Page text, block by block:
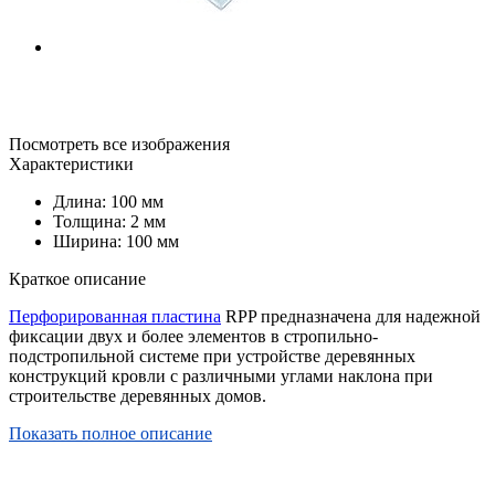
Посмотреть все изображения
Характеристики
Длина: 100 мм
Толщина: 2 мм
Ширина: 100 мм
Краткое описание
Перфорированная пластина RPP предназначена для надежной
фиксации двух и более элементов в стропильно-
подстропильной системе при устройстве деревянных
конструкций кровли с различными углами наклона при
строительстве деревянных домов.
Показать полное описание